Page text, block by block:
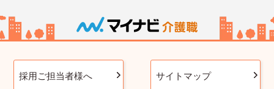
採用ご担当者様へ サイトマップ